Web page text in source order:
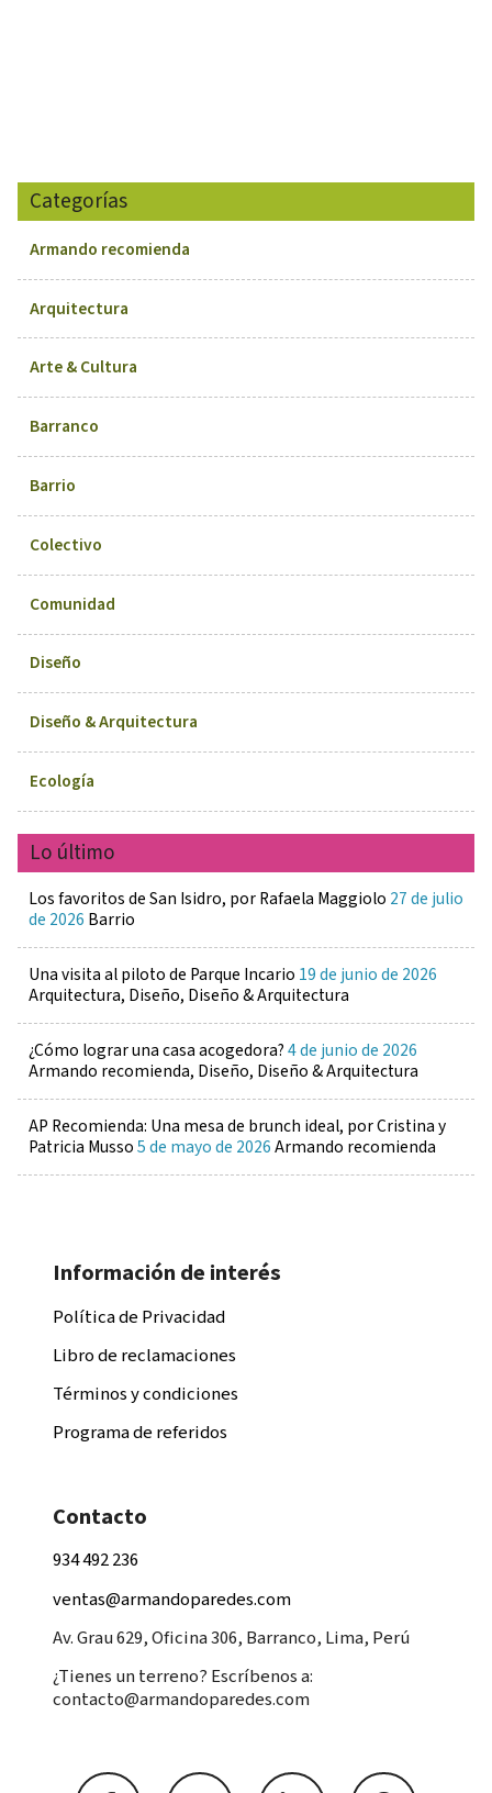
Categorías
Armando recomienda
Arquitectura
Arte & Cultura
Barranco
Barrio
Colectivo
Comunidad
Diseño
Diseño & Arquitectura
Ecología
Lo último
Los favoritos de San Isidro, por Rafaela Maggiolo 27 de julio
de 2026 Barrio
Una visita al piloto de Parque Incario 19 de junio de 2026
Arquitectura, Diseño, Diseño & Arquitectura
¿Cómo lograr una casa acogedora?4 de junio de 2026
Armando recomienda, Diseño, Diseño & Arquitectura
AP Recomienda: Una mesa de brunch ideal, por Cristina y
Patricia Musso5 de mayo de 2026Armando recomienda
Información de interés
Política de Privacidad
Libro de reclamaciones
Términos y condiciones
Programa de referidos
Contacto
934 492 236
ventas@armandoparedes.com
Av. Grau 629, Oficina 306, Barranco, Lima, Perú
¿Tienes un terreno? Escríbenos a:
contacto@armandoparedes.com